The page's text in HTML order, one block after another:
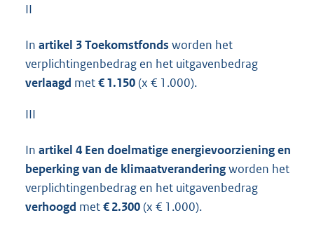
II
In artikel 3 Toekomstfonds worden het
verplichtingenbedrag en het uitgavenbedrag
verlaagd met€ 1.150(x € 1.000).
III
In artikel 4 Een doelmatige energievoorziening en
beperking van de klimaatveranderingworden het
verplichtingenbedrag en het uitgavenbedrag
verhoogd met€ 2.300(x € 1.000).